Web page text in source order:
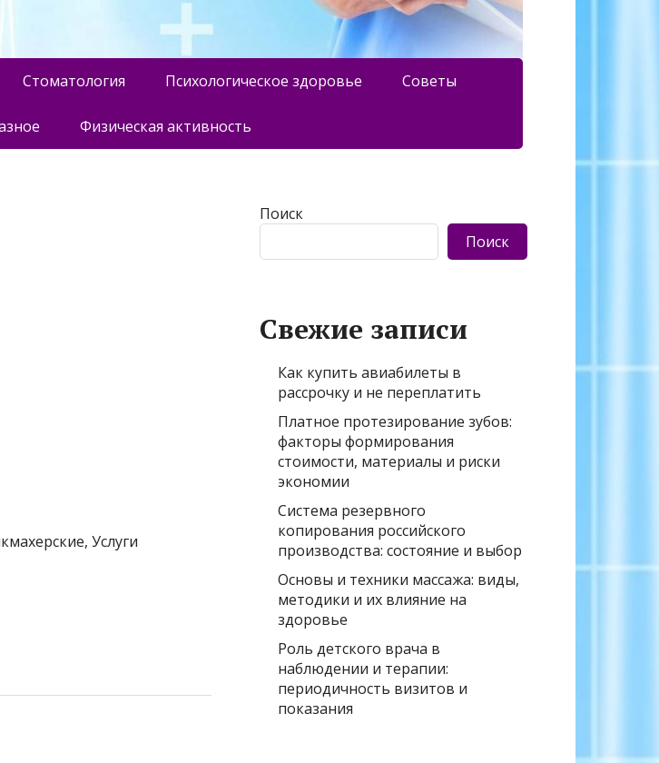
Стоматология Психологическое здоровье Советы
Физическая активность
Услуги
Поиск
Поиск
Свежие записи
Как купить авиабилеты в
рассрочку и не переплатить
Платное протезирование зубов:
факторы формирования
стоимости, материалы и риски
экономии
Система резервного
копирования российского
производства: состояние и выбор
Основы и техники массажа: виды,
методики и их влияние на
здоровье
Роль детского врача в
наблюдении и терапии:
периодичность визитов и
показания